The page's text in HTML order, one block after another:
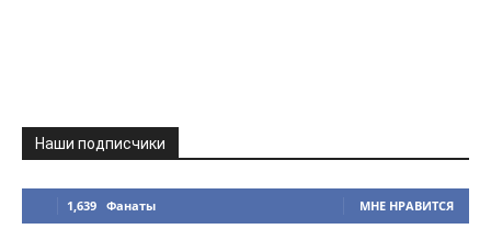
Наши подписчики
1,639 Фанаты МНЕ НРАВИТСЯ